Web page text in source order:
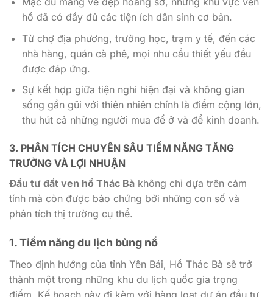
hồ đã có đầy đủ các tiện ích dân sinh cơ bản.
Từ chợ địa phương, trường học, trạm y tế, đến các
nhà hàng, quán cà phê, mọi nhu cầu thiết yếu đều
được đáp ứng.
Sự kết hợp giữa tiện nghi hiện đại và không gian
sống gần gũi với thiên nhiên chính là điểm cộng lớn,
thu hút cả những người mua để ở và để kinh doanh.
3. PHÂN TÍCH CHUYÊN SÂU TIỀM NĂNG TĂNG
TRƯỞNG VÀ LỢI NHUẬN
Đầu tư đất ven hồ Thác Bà không chỉ dựa trên cảm
tính mà còn được bảo chứng bởi những con số và
phân tích thị trường cụ thể.
1. Tiềm năng du lịch bùng nổ
Theo định hướng của tỉnh Yên Bái, Hồ Thác Bà sẽ trở
thành một trong những khu du lịch quốc gia trọng
điểm. Kế hoạch này đi kèm với hàng loạt dự án đầu tư